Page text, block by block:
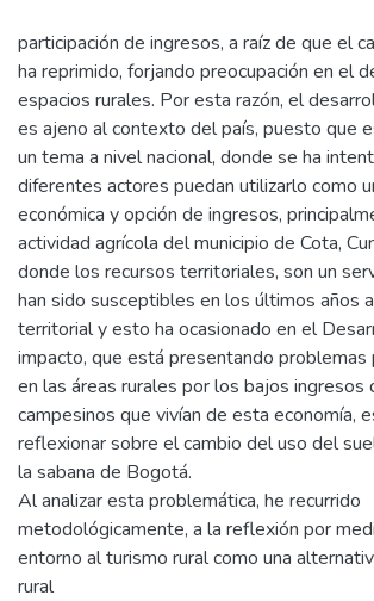
participación de ingresos, a raíz de que el
ha reprimido, forjando preocupación en el
espacios rurales. Por esta razón, el
es ajeno al contexto del país, puesto que
un tema a nivel nacional, donde se ha
diferentes actores puedan utilizarlo como
económica y opción de ingresos,
actividad agrícola del municipio de Cota,
donde los recursos territoriales, son un
han sido susceptibles en los últimos años
territorial y esto ha ocasionado en el
impacto, que está presentando problemas
en las áreas rurales por los bajos ingresos
campesinos que vivían de esta economía,
reflexionar sobre el cambio del uso del
la sabana de Bogotá.
Al analizar esta problemática, he recurrido
metodológicamente, a la reflexión por
entorno al turismo rural como una
rural